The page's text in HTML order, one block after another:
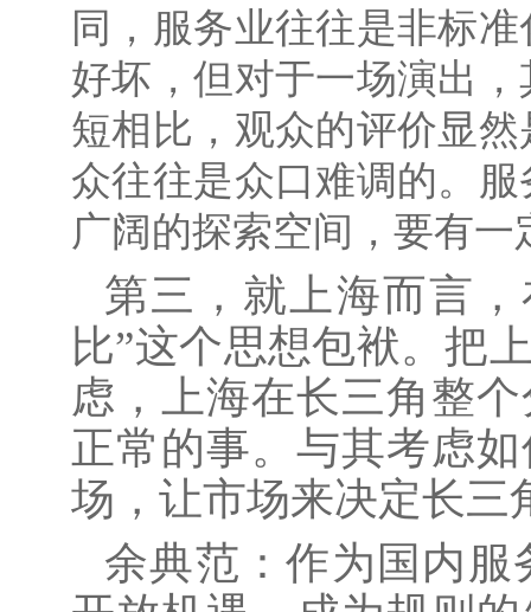
同，服务业往往是非标
好坏，但对于一场演出
短相比，观众的评价显
众往往是众口难调的。
广阔的探索空间，要有一
第三，就上海而言
比”这个思想包袱。把
虑，上海在长三角整
正常的事。与其考虑
场，让市场来决定长三
余典范：作为国内